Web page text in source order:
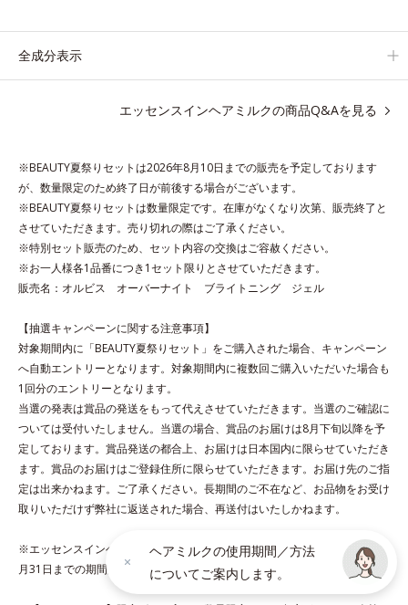
は乾いた髪）に、毛先を中心になじませます。 ドライヤーの熱
さらに高保水ミルク(*2)が、うるおいを逃がさないように髪表面
をコート。内外からのしっかりケアで、うるおい健康美髪をずっ
とキープします。
*1 ダイズステロール配合＝毛髪補修成分
*2 ジエチルヘキサン酸ネオペンチルグリコール、ネオペンタン
各商品の詳しい情報は商品ページをご覧ください。
・BEAUTY夏祭りは、 こちら
・エッセンスインヘアオイルは、こちら
［エッセンスインヘアミルク］
CMC類似成分、11種のアミノ酸をブレンドした毛髪補修成分●高保
水ミルク配合＝保水効果の高い毛髪保護成分●ヒートプロテイン配合
＝毛髪保護成分●シャイニーグロス成分配合＝ツヤ成分●アルコール
フリー
全成分表示
エッセンスインヘアミルクの商品Q&Aを見る
※BEAUTY夏祭りセットは2026年8月10日までの販売を予定しております
が、数量限定のため終了日が前後する場合がございます。
※BEAUTY夏祭りセットは数量限定です。在庫がなくなり次第、販売終了と
させていただきます。売り切れの際はご了承ください。
※特別セット販売のため、セット内容の交換はご容赦ください。
※お一人様各1品番につき1セット限りとさせていただきます。
販売名：オルビス オーバーナイト ブライトニング ジェル
【抽選キャンペーンに関する注意事項】
対象期間内に「BEAUTY夏祭りセット」をご購入された場合、キャンペーン
へ自動エントリーとなります。対象期間内に複数回ご購入いただいた場合も
1回分のエントリーとなります。
当選の発表は賞品の発送をもって代えさせていただきます。当選のご確認に
ついては受付いたしません。当選の場合、賞品のお届けは8月下旬以降を予
定しております。賞品発送の都合上、お届けは日本国内に限らせていただき
ます。賞品のお届けはご登録住所に限らせていただきます。お届け先のご指
定は出来かねます。ご了承ください。長期間のご不在など、お品物をお受け
取りいただけず弊社に返送された場合、再送付はいたしかねます。
※エッセンスインヘアオイル＋エッセンスインヘアミルクセットは2026年8
月31日までの期間限定・通販限定です。
ヘアミルクの使用期間／方法
についてご案内します。